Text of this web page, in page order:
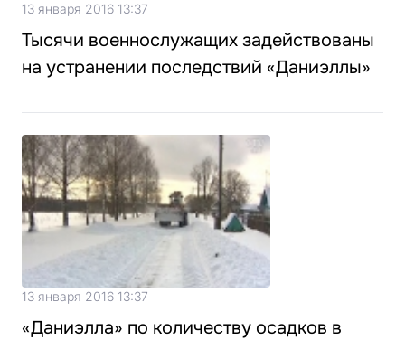
13 января 2016 13:37
Тысячи военнослужащих задействованы
на устранении последствий «Даниэллы»
13 января 2016 13:37
«Даниэлла» по количеству осадков в